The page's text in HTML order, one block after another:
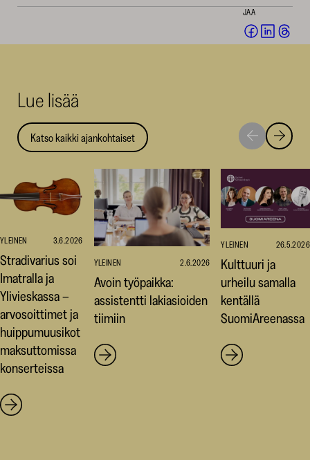
JAA
Jaa Jaa
Lue lisää
Katso kaikki ajankohtaiset
Siirry
seuraavaan
Siirry
YLEINEN 3.6.2026
Stradivarius soi
Imatralla ja
Ylivieskassa –
arvosoittimet ja
huippumuusikot
maksuttomissa
konserteissa
YLEINEN 2.6.2026
Avoin työpaikka:
assistentti lakiasioiden
tiimiin
YLEINEN 26.5.2026
Kulttuuri ja
urheilu samalla
kentällä
SuomiAreenassa